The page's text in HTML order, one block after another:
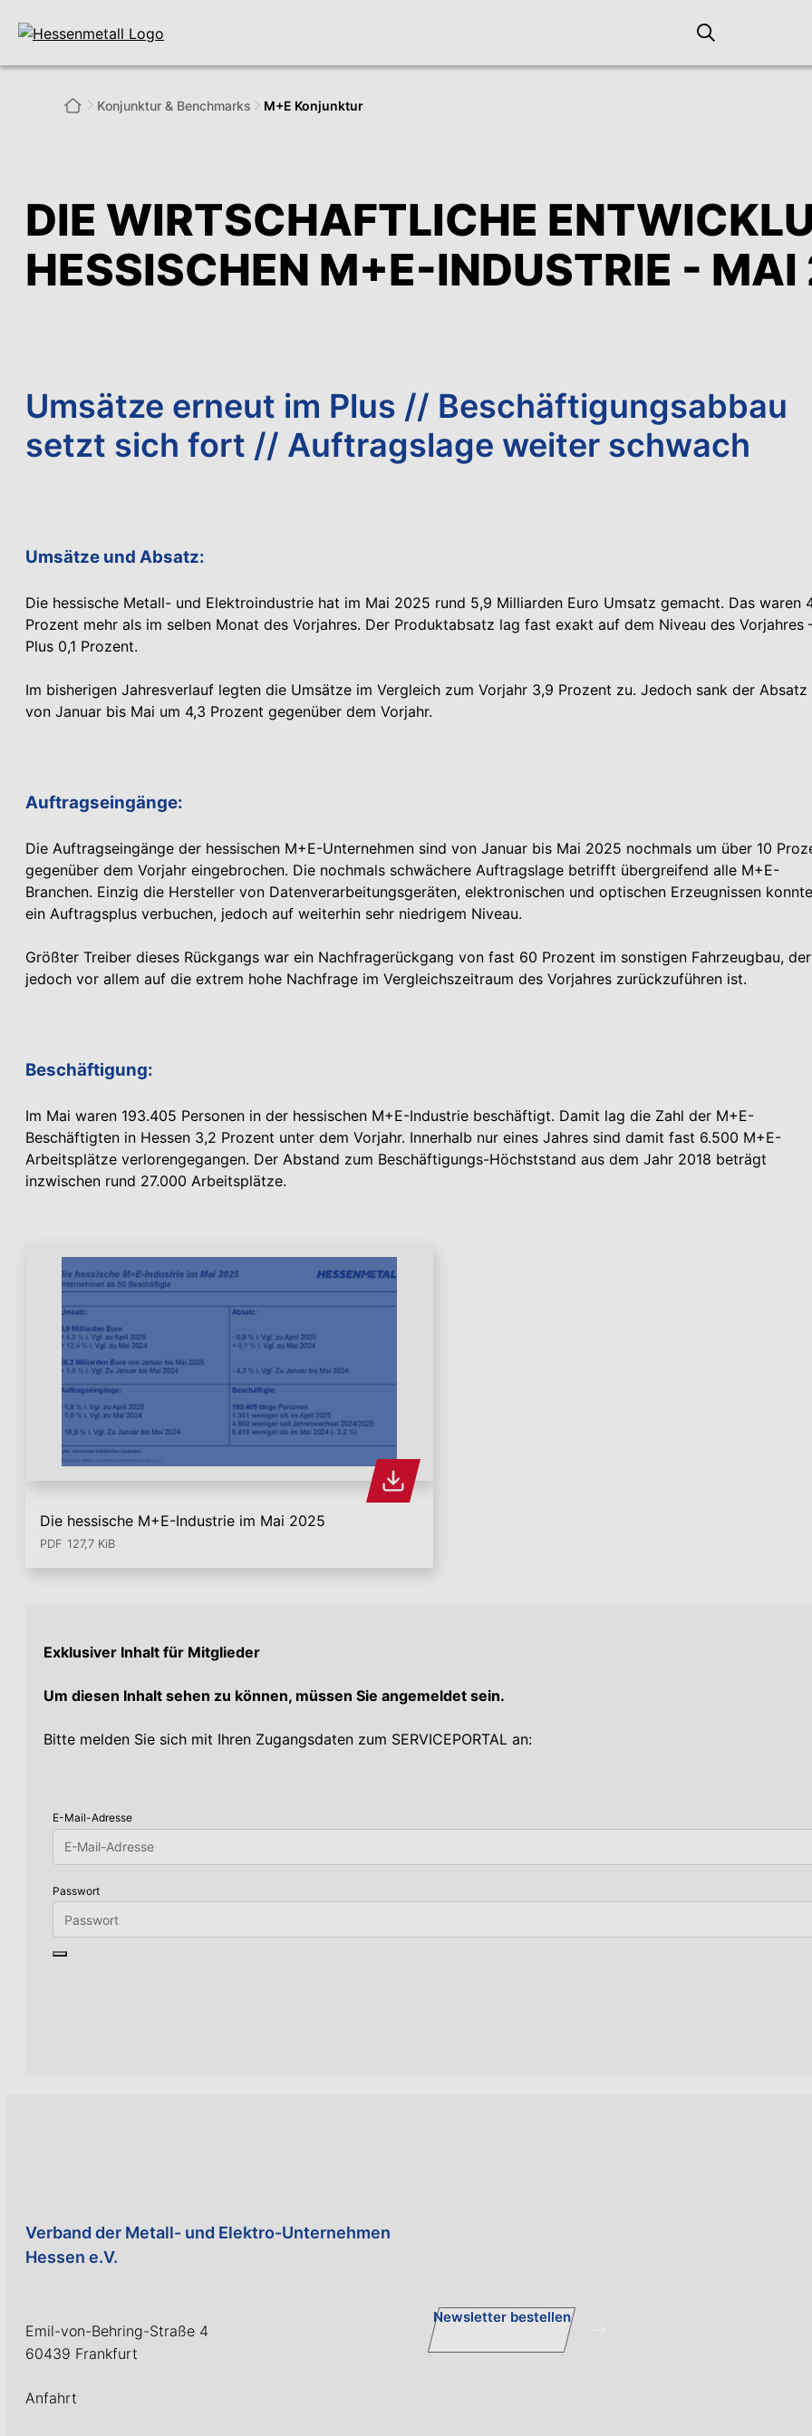
DIE WIRTSCHAFTLICHE
HESSISCHEN M+E-INDUSTRIE -
Umsätze erneut im Plus // Beschäftigungsabbau
setzt sich fort // Auftragslage weiter schwach
Umsätze und Absatz:
Die hessische Metall- und Elektroindustrie hat im Mai 2025 rund 5,9 Milliarden Euro Umsatz gemacht. Das waren
Prozent mehr als im selben Monat des Vorjahres. Der Produktabsatz lag fast exakt auf dem Niveau des Vorjahres
Plus 0,1 Prozent.
Im bisherigen Jahresverlauf legten die Umsätze im Vergleich zum Vorjahr 3,9 Prozent zu. Jedoch sank der Absatz
von Januar bis Mai um 4,3 Prozent gegenüber dem Vorjahr.
Auftragseingänge:
Die Auftragseingänge der hessischen M+E-Unternehmen sind von Januar bis Mai 2025 nochmals um über 10
gegenüber dem Vorjahr eingebrochen. Die nochmals schwächere Auftragslage betrifft übergreifend alle M+E-
Branchen. Einzig die Hersteller von Datenverarbeitungsgeräten, elektronischen und optischen Erzeugnissen
ein Auftragsplus verbuchen, jedoch auf weiterhin sehr niedrigem Niveau.
Größter Treiber dieses Rückgangs war ein Nachfragerückgang von fast 60 Prozent im sonstigen Fahrzeugbau, der
jedoch vor allem auf die extrem hohe Nachfrage im Vergleichszeitraum des Vorjahres zurückzuführen ist.
Beschäftigung:
Im Mai waren 193.405 Personen in der hessischen M+E-Industrie beschäftigt. Damit lag die Zahl der M+E-
Beschäftigten in Hessen 3,2 Prozent unter dem Vorjahr. Innerhalb nur eines Jahres sind damit fast 6.500 M+E-
Arbeitsplätze verlorengegangen. Der Abstand zum Beschäftigungs-Höchststand aus dem Jahr 2018 beträgt
inzwischen rund 27.000 Arbeitsplätze.
Die hessische M+E-Industrie im Mai 2025
PDF 127,7 KiB
Exklusiver Inhalt für Mitglieder
Um diesen Inhalt sehen zu können, müssen Sie angemeldet sein.
Bitte melden Sie sich mit Ihren Zugangsdaten zum SERVICEPORTAL an:
E-Mail-Adresse
Passwort
Konjunktur & Benchmarks M+E Konjunktur
Verband der Metall- und Elektro-Unternehmen
Hessen e.V.
Emil-von-Behring-Straße 4
60439 Frankfurt
Anfahrt
Newsletter bestellen